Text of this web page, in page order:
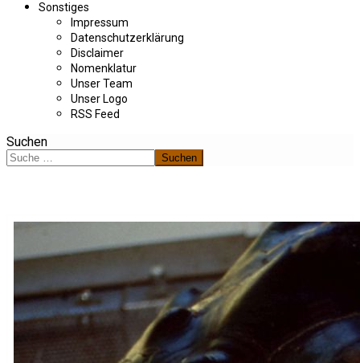
Sonstiges
Impressum
Datenschutzerklärung
Disclaimer
Nomenklatur
Unser Team
Unser Logo
RSS Feed
Suchen
Suchen